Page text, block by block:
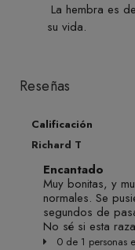
La hembra es
su vida.
Reseñas
Calificación
Richard T
Encantado
Muy bonitas, y
normales. Se
segundos de
No sé si esta
0 de 1 personas